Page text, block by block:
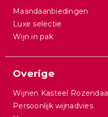
Maandaanbiedingen
Luxe selectie
Wijn in pak
Overige
Wijnen Kasteel Rozendaal
Persoonlijk wijnadvies